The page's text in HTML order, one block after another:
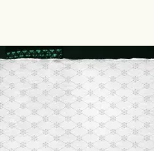
i första halvlek av